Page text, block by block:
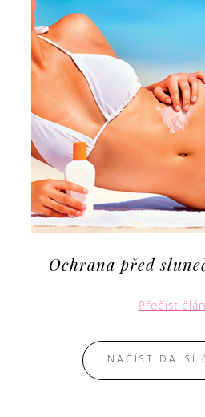
Ochrana před
Přečíst
NAČÍST DALŠÍ